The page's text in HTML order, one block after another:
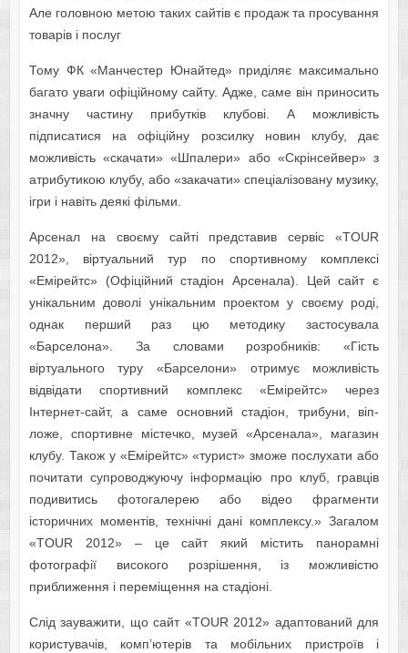
Але головною метою таких сайтів є продаж та просування
товарів і послуг
Тому ФК «Манчестер Юнайтед» приділяє максимально
багато уваги офіційному сайту. Адже, саме він приносить
значну частину прибутків клубові. А можливість
підписатися на офіційну розсилку новин клубу, дає
можливість «скачати» «Шпалери» або «Скрінсейвер» з
атрибутикою клубу, або «закачати» спеціалізовану музику,
ігри і навіть деякі фільми.
Арсенал на своєму сайті представив сервіс «TOUR
2012», віртуальний тур по спортивному комплексі
«Емірейтс» (Офіційний стадіон Арсенала). Цей сайт є
унікальним доволі унікальним проектом у своєму роді,
однак перший раз цю методику застосувала
«Барселона». За словами розробників: «Гість
віртуального туру «Барселони» отримує можливість
відвідати спортивний комплекс «Емірейтс» через
Інтернет-сайт, а саме основний стадіон, трибуни, віп-
ложе, спортивне містечко, музей «Арсенала», магазин
клубу. Також у «Емірейтс» «турист» зможе послухати або
почитати супроводжуючу інформацію про клуб, гравців
подивитись фотогалерею або відео фрагменти
історичних моментів, технічні дані комплексу.» Загалом
«TOUR 2012» – це сайт який містить панорамні
фотографії високого розрішення, із можливістю
приближення і переміщення на стадіоні.
Слід зауважити, що сайт «TOUR 2012» адаптований для
користувачів, комп’ютерів та мобільних пристроїв і